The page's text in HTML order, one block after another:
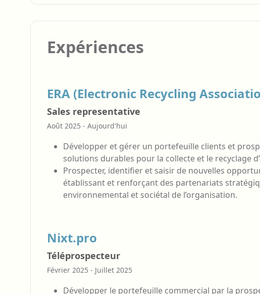
Expériences
ERA (Electronic Recycling
Sales representative
Août 2025 - Aujourd'hui
Développer et gérer un portefeuille clients et
solutions durables pour la collecte et le recyclage
Prospecter, identifier et saisir de nouvelles
établissant et renforçant des partenariats
environnemental et sociétal de l’organisation.
Nixt.pro
Téléprospecteur
Février 2025 - Juillet 2025
Développer le portefeuille commercial par la